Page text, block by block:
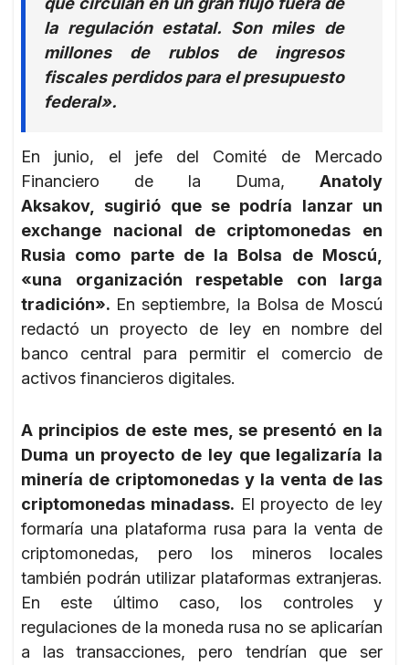
la regulación estatal. Son miles de
millones de rublos de ingresos
fiscales perdidos para el presupuesto
federal».
En junio, el jefe del Comité de Mercado
Financiero de la Duma, Anatoly
Aksakov, sugirió que se podría lanzar un
exchange nacional de criptomonedas en
Rusia como parte de la Bolsa de Moscú,
«una organización respetable con larga
tradición». En septiembre, la Bolsa de Moscú
redactó un proyecto de ley en nombre del
banco central para permitir el comercio de
activos financieros digitales.
A principios de este mes, se presentó en la
Duma un proyecto de ley que legalizaría la
minería de criptomonedas y la venta de las
criptomonedas minadass. El proyecto de ley
formaría una plataforma rusa para la venta de
criptomonedas, pero los mineros locales
también podrán utilizar plataformas extranjeras.
En este último caso, los controles y
regulaciones de la moneda rusa no se aplicarían
a las transacciones, pero tendrían que ser